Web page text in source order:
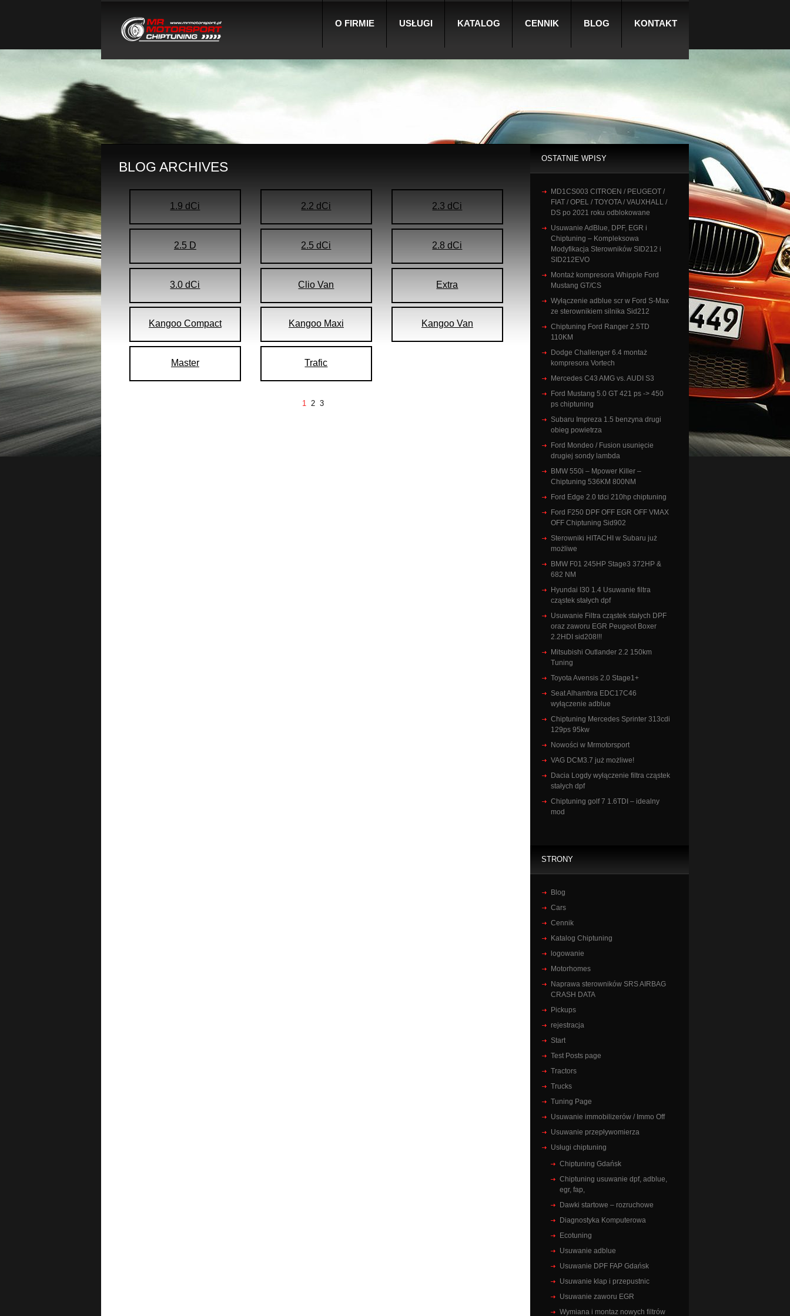
O FIRMIE USŁUGI KATALOG CENNIK BLOG KONTAKT
BLOG ARCHIVES
1.9 dCi 2.2 dCi 2.3 dCi
2.5 D 2.5 dCi 2.8 dCi
3.0 dCi Clio Van Extra
Kangoo Compact Kangoo Maxi Kangoo Van
Master Trafic
1 2 3
OSTATNIE WPISY
MD1CS003 CITROEN / PEUGEOT /
FIAT / OPEL / TOYOTA / VAUXHALL /
DS po 2021 roku odblokowane
Usuwanie AdBlue, DPF, EGR i
Chiptuning – Kompleksowa
Modyfikacja Sterowników SID212 i
SID212EVO
Montaż kompresora Whipple Ford
Mustang GT/CS
Wyłączenie adblue scr w Ford S-Max
ze sterownikiem silnika Sid212
Chiptuning Ford Ranger 2.5TD
110KM
Dodge Challenger 6.4 montaż
kompresora Vortech
Mercedes C43 AMG vs. AUDI S3
Ford Mustang 5.0 GT 421 ps -> 450
ps chiptuning
Subaru Impreza 1.5 benzyna drugi
obieg powietrza
Ford Mondeo / Fusion usunięcie
drugiej sondy lambda
BMW 550i – Mpower Killer –
Chiptuning 536KM 800NM
Ford Edge 2.0 tdci 210hp chiptuning
Ford F250 DPF OFF EGR OFF VMAX
OFF Chiptuning Sid902
Sterowniki HITACHI w Subaru już
możliwe
BMW F01 245HP Stage3 372HP &
682 NM
Hyundai I30 1.4 Usuwanie filtra
cząstek stałych dpf
Usuwanie Filtra cząstek stałych DPF
oraz zaworu EGR Peugeot Boxer
2.2HDI sid208!!!
Mitsubishi Outlander 2.2 150km
Tuning
Toyota Avensis 2.0 Stage1+
Seat Alhambra EDC17C46
wyłączenie adblue
Chiptuning Mercedes Sprinter 313cdi
129ps 95kw
Nowości w Mrmotorsport
VAG DCM3.7 już możliwe!
Dacia Logdy wyłączenie filtra cząstek
stałych dpf
Chiptuning golf 7 1.6TDI – idealny
mod
STRONY
Blog
Cars
Cennik
Katalog Chiptuning
logowanie
Motorhomes
Naprawa sterowników SRS AIRBAG
CRASH DATA
Pickups
rejestracja
Start
Test Posts page
Tractors
Trucks
Tuning Page
Usuwanie immobilizerów / Immo Off
Usuwanie przepływomierza
Usługi chiptuning
Chiptuning Gdańsk
Chiptuning usuwanie dpf, adblue,
egr, fap,
Dawki startowe – rozruchowe
Diagnostyka Komputerowa
Ecotuning
Usuwanie adblue
Usuwanie DPF FAP Gdańsk
Usuwanie klap i przepustnic
Usuwanie zaworu EGR
Wymiana i montaz nowych filtrów